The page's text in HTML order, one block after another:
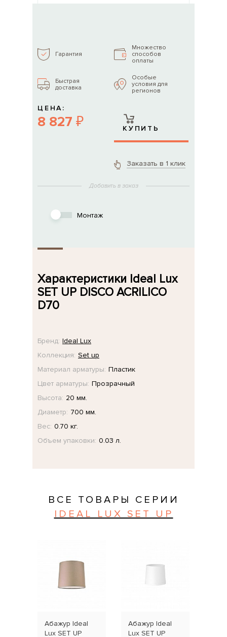
Гарантия
Множество
способов
оплаты
Быстрая
доставка
Особые
условия для
регионов
ЦЕНА:
8 827 ₽ КУПИТЬ
Заказать в 1 клик
Добавить в заказ
Монтаж
Характеристики Ideal Lux
SET UP DISCO ACRILICO
D70
Бренд: Ideal Lux
Коллекция: Set up
Материал арматуры: Пластик
Цвет арматуры: Прозрачный
Высота: 20 мм.
Диаметр: 700 мм.
Вес: 0.70 кг.
Объем упаковки: 0.03 л.
ВСЕ ТОВАРЫ СЕРИИ
IDEAL LUX SET UP
Абажур Ideal
Lux SET UP
Абажур Ideal
Lux SET UP